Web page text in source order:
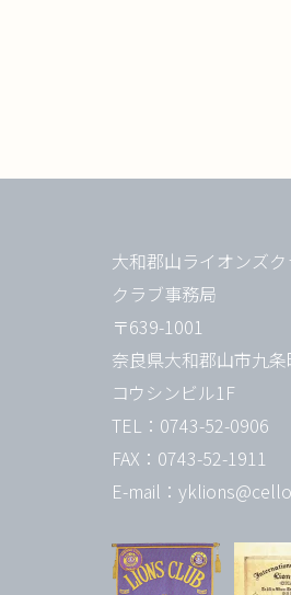
大和郡山ライオンズク
クラブ事務局
〒639-1001
奈良県大和郡山市九
コウシンビル1F
TEL：0743-52-0906
FAX：0743-52-1911
E-mail：